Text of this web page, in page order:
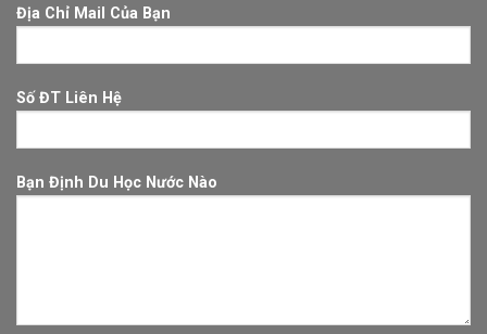
Địa Chỉ Mail Của Bạn
Số ĐT Liên Hệ
Bạn Định Du Học Nước Nào